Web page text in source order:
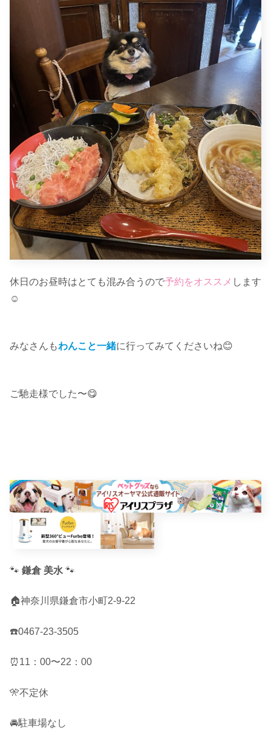
休日のお昼時はとても混み合うので予約をオススメ します
☺︎
みなさんもわんこと一緒に行ってみてくださいね😊
ご馳走様でした〜😋
🐾 鎌倉 美水 🐾
🏠神奈川県鎌倉市小町2-9-22
☎️0467-23-3505
⏰11：00〜22：00
🎌不定休
🚘駐車場なし